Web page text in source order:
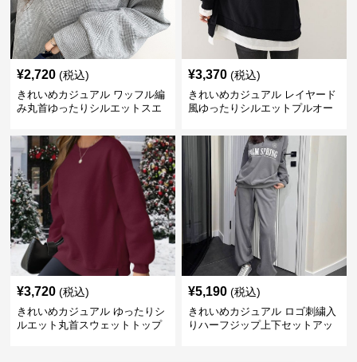
¥2,720 (税込)
きれいめカジュアル ワッフル編
み丸首ゆったりシルエットスエ
¥3,370 (税込)
きれいめカジュアル レイヤード
風ゆったりシルエットプルオー
¥3,720 (税込)
きれいめカジュアル ゆったりシ
ルエット丸首スウェットトップ
¥5,190 (税込)
きれいめカジュアル ロゴ刺繍入
りハーフジップ上下セットアッ